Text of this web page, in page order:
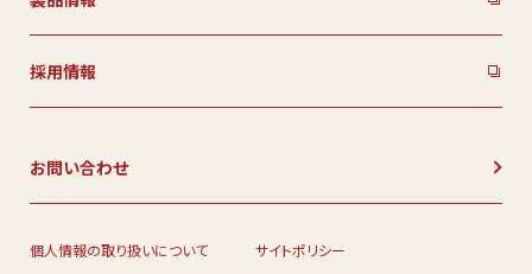
採用情報
お問い合わせ
個人情報の取り扱いについて サイトポリシー